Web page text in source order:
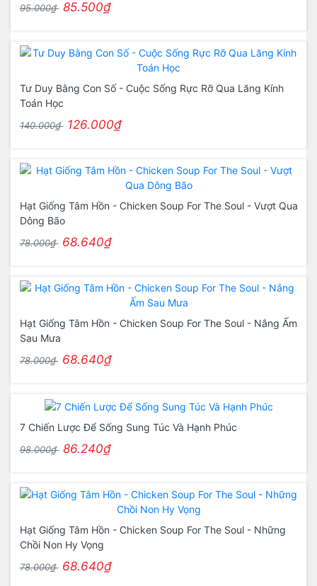
95.000₫ 85.500₫
Tư Duy Bằng Con Số - Cuộc Sống Rực Rỡ Qua Lăng Kính
Toán Học
140.000₫ 126.000₫
Hạt Giống Tâm Hồn - Chicken Soup For The Soul - Vượt Qua
Dông Bão
78.000₫ 68.640₫
Hạt Giống Tâm Hồn - Chicken Soup For The Soul - Nắng Ấm
Sau Mưa
78.000₫ 68.640₫
7 Chiến Lược Để Sống Sung Túc Và Hạnh Phúc
98.000₫ 86.240₫
Hạt Giống Tâm Hồn - Chicken Soup For The Soul - Những
Chồi Non Hy Vọng
78.000₫ 68.640₫